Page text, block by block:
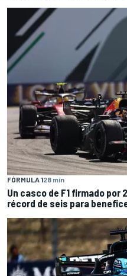
FÓRMULA 128 min
Un casco de F1 firmado
récord de seis para